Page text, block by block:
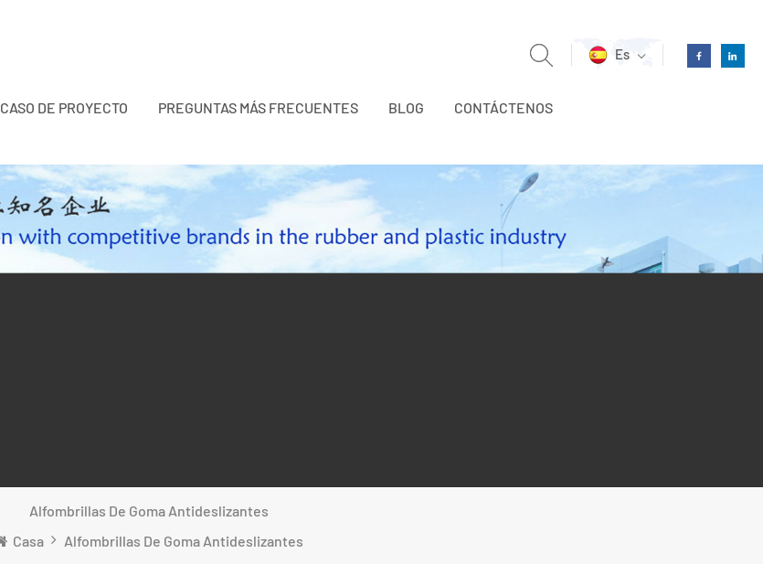
Es
CASO DE PROYECTO PREGUNTAS MÁS FRECUENTES BLOG CONTÁCTENOS
Alfombrillas De Goma Antideslizantes
Casa
Alfombrillas De Goma Antideslizantes